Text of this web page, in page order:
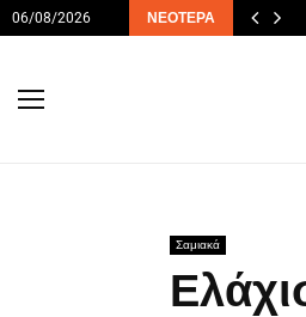
06/08/2026 ΝΕΌΤΕΡΑ
Σαμιακά